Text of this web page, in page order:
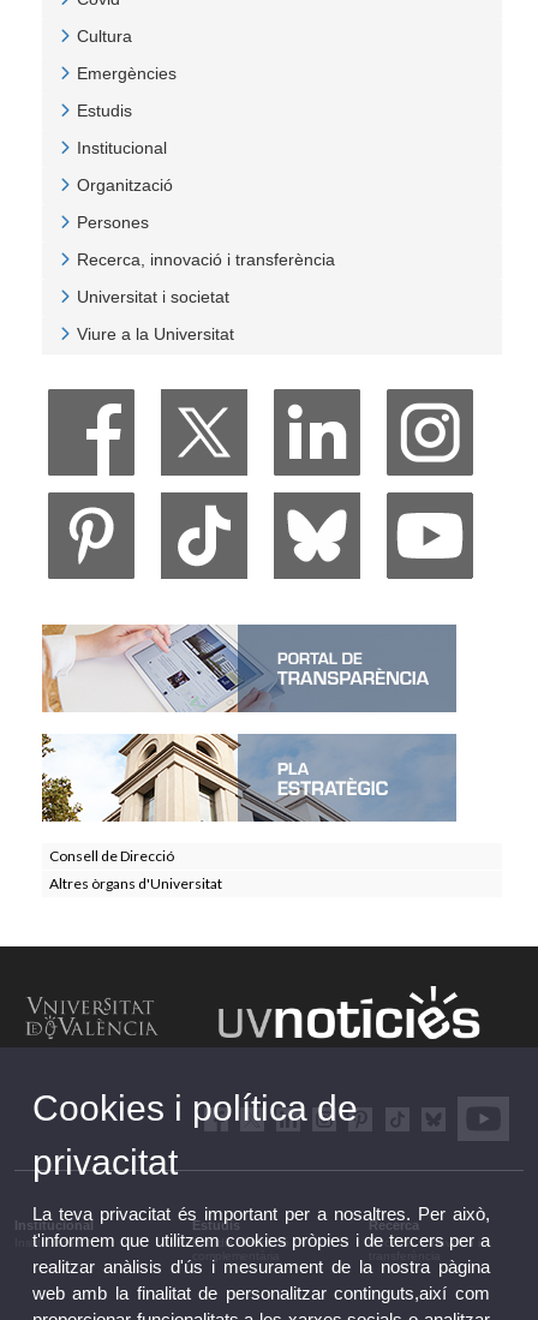
Cultura
Emergències
Estudis
Institucional
Organització
Persones
Recerca, innovació i transferència
Universitat i societat
Viure a la Universitat
Consell de Direcció
Altres òrgans d'Universitat
Institucional
Institucional
Estudis
Estudis i formació
Recerca
Recerca, innovació i
Cookies i política de
privacitat
La teva privacitat és important per a nosaltres. Per això,
t'informem que utilitzem cookies pròpies i de tercers per a
realitzar anàlisis d'ús i mesurament de la nostra pàgina
web amb la finalitat de personalitzar continguts,així com